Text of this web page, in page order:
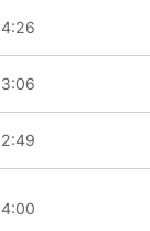
4:26
3:06
2:49
4:00